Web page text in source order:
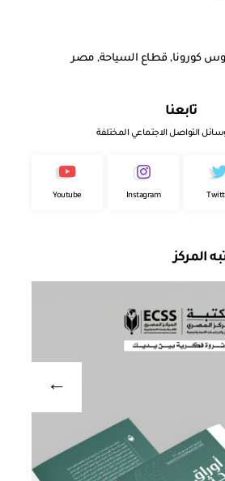
كورونا,قطاع السياحة,مصر
تابعنا
التواصل الاجتماعي المختلفة
Instagram
Youtube
المركز